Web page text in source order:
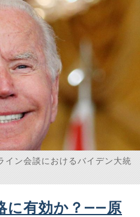
イン会談におけるバイデン大統
に有効か？――原